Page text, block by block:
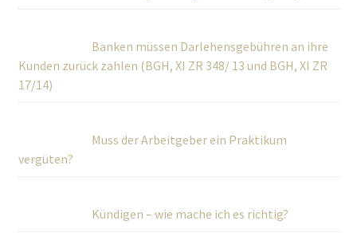
Banken müssen Darlehensgebühren an ihre
Kunden zurück zahlen (BGH, XI ZR 348/ 13 und BGH, XI ZR
17/14)
Muss der Arbeitgeber ein Praktikum
vergüten?
Kündigen – wie mache ich es richtig?